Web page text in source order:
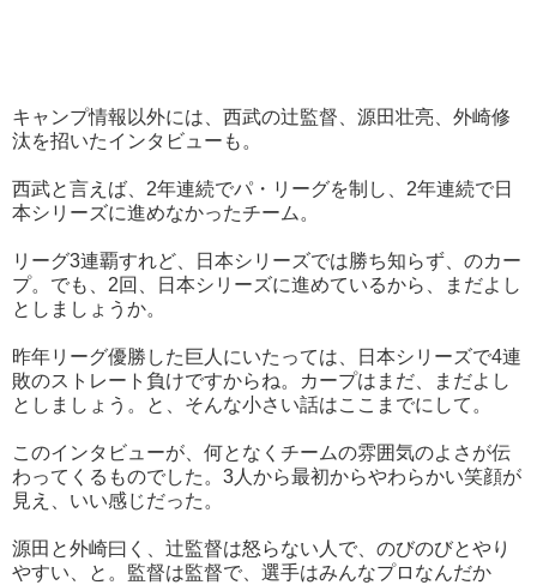
キャンプ情報以外には、西武の辻監督、源田壮亮、外崎修
汰を招いたインタビューも。
西武と言えば、2年連続でパ・リーグを制し、2年連続で日
本シリーズに進めなかったチーム。
リーグ3連覇すれど、日本シリーズでは勝ち知らず、のカー
プ。でも、2回、日本シリーズに進めているから、まだよし
としましょうか。
昨年リーグ優勝した巨人にいたっては、日本シリーズで4連
敗のストレート負けですからね。カープはまだ、まだよし
としましょう。と、そんな小さい話はここまでにして。
このインタビューが、何となくチームの雰囲気のよさが伝
わってくるものでした。3人から最初からやわらかい笑顔が
見え、いい感じだった。
源田と外崎曰く、辻監督は怒らない人で、のびのびとやり
やすい、と。監督は監督で、選手はみんなプロなんだか